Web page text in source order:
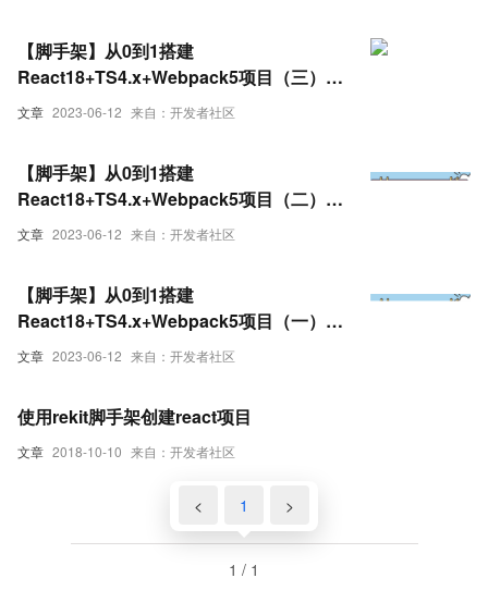
文章 2023-06-12 来自：开发者社区
【脚手架】从0到1搭建
React18+TS4.x+Webpack5项目（三）代
码质量和git提交规范
文章 2023-06-12 来自：开发者社区
【脚手架】从0到1搭建
React18+TS4.x+Webpack5项目（二）基
础功能配置
文章 2023-06-12 来自：开发者社区
【脚手架】从0到1搭建
React18+TS4.x+Webpack5项目（一）项
目初始化
文章 2018-10-10 来自：开发者社区
使用rekit脚手架创建react项目
< 1 >
1 / 1